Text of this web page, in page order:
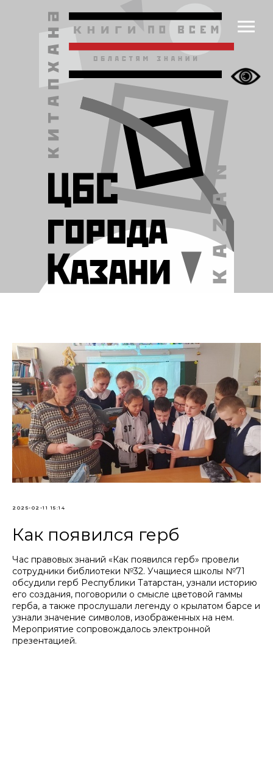
2025-02-11 15:14
Как появился герб
Час правовых знаний «Как появился герб» провели
сотрудники библиотеки №32. Учащиеся школы №71
обсудили герб Республики Татарстан, узнали историю
его создания, поговорили о смысле цветовой гаммы
герба, а также прослушали легенду о крылатом барсе и
узнали значение символов, изображенных на нем.
Мероприятие сопровождалось электронной
презентацией.